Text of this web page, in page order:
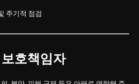
주기적 점검
호책임자